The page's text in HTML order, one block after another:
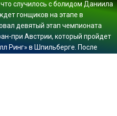
случилось с болидом Даниила
гонщиков на этапе в
девятый этап чемпионата
при Австрии, который пройдет
Ринг» в Шпильберге. После